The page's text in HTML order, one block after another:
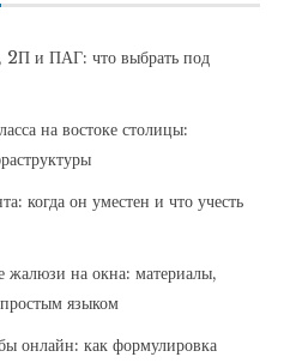
2П и ПАГ: что выбрать под
на востоке столицы:
когда он уместен и что учесть
жалюзи на окна: материалы,
языком
онлайн: как формулировка